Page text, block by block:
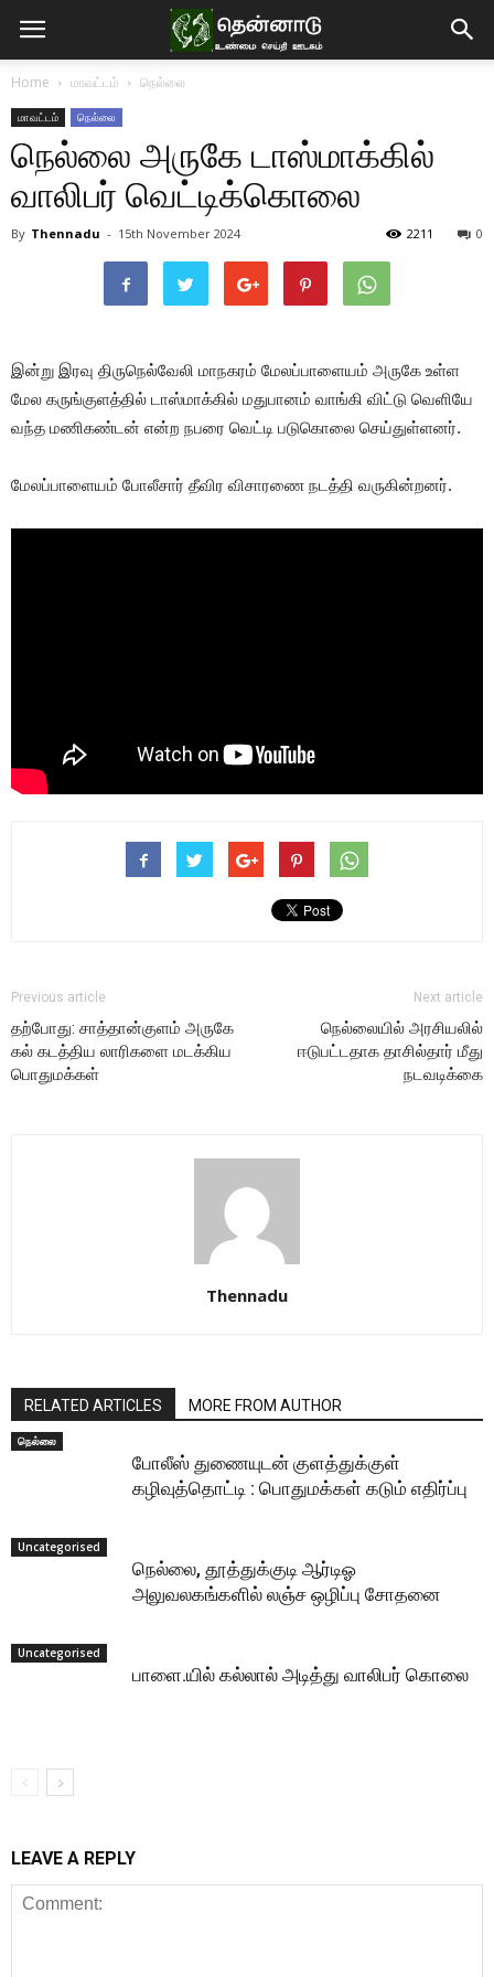
Home மாவட்டம் நெல்லை
மாவட்டம் நெல்லை
நெல்லை அருகே டாஸ்மாக்கில்
வாலிபர் வெட்டிக்கொலை
By Thennadu - 15th November 2024 0
2211
இன்று இரவு திருநெல்வேலி மாநகரம் மேலப்பாளையம் அருகே உள்ள
மேல கருங்குளத்தில் டாஸ்மாக்கில் மதுபானம் வாங்கி விட்டு வெளியே
வந்த மணிகண்டன் என்ற நபரை வெட்டி படுகொலை செய்துள்ளனர்.
மேலப்பாளையம் போலீசார் தீவிர விசாரணை நடத்தி வருகின்றனர்.
Previous article
தற்போது: சாத்தான்குளம் அருகே
கல் கடத்திய லாரிகளை மடக்கிய
பொதுமக்கள்
Next article
நெல்லையில் அரசியலில்
ஈடுபட்டதாக தாசில்தார் மீது
நடவடிக்கை
Thennadu
RELATED ARTICLES MORE FROM AUTHOR
நெல்லை
போலீஸ் துணையுடன் குளத்துக்குள்
கழிவுத்தொட்டி : பொதுமக்கள் கடும் எதிர்ப்பு
Uncategorised
நெல்லை, தூத்துக்குடி ஆர்டிஓ
அலுவலகங்களில் லஞ்ச ஒழிப்பு சோதனை
Uncategorised
பாளை.யில் கல்லால் அடித்து வாலிபர் கொலை
LEAVE A REPLY